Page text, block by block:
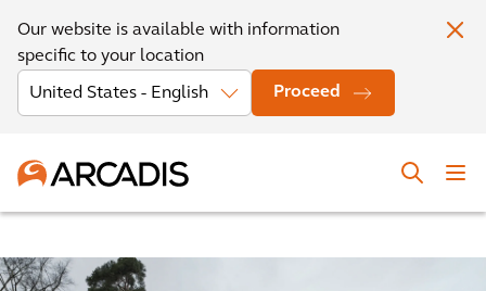
Our website is available with information
specific to your location
Proceed